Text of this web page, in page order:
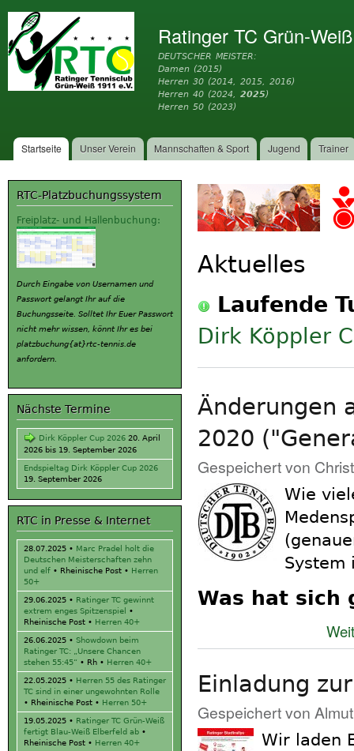
Ratinger TC Grün-
DEUTSCHER MEISTER:
Damen (2015)
Herren 30 (2014, 2015, 2016)
Herren 40 (2024,2025)
Herren 50 (2023)
Hauptmenü
Startseite Unser Verein Mannschaften & Sport Jugend Trainer
RTC-Platzbuchungssystem
Freiplatz- und Hallenbuchung:
Durch Eingabe von Usernamen und
Passwort gelangt Ihr auf die
Buchungsseite. Solltet Ihr Euer Passwort
nicht mehr wissen, könnt Ihr es bei
platzbuchung{at}rtc-tennis.de
anfordern.
Nächste Termine
Dirk Köppler Cup 2026 20. April
2026 bis 19. September 2026
Endspieltag Dirk Köppler Cup 2026
19. September 2026
RTC in Presse & Internet
28.07.2025 • Marc Pradel holt die
Deutschen Meisterschaften zehn
und elf • Rheinische Post • Herren
50+
29.06.2025 • Ratinger TC gewinnt
extrem enges Spitzenspiel
•
Rheinische Post • Herren 40+
26.06.2025 • Showdown beim
Ratinger TC: „Unsere Chancen
stehen 55:45“ • Rh • Herren 40+
22.05.2025 • Herren 55 des Ratinger
TC sind in einer ungewohnten Rolle
• Rheinische Post • Herren 50+
19.05.2025 • Ratinger TC Grün-Weiß
fertigt Blau-Weiß Elberfeld ab •
Rheinische Post • Herren 40+
Aktuelles
Laufende
Dirk Köppler
Änderungen
2020
Gespeichert von
Wie
System
Was hat sich
Einladung
Gespeichert von
Wir laden